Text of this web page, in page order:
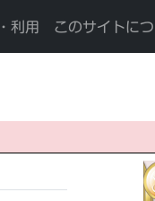
利用 このサイトに